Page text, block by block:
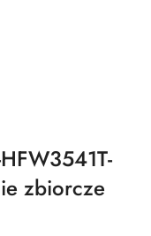
zbiorcze